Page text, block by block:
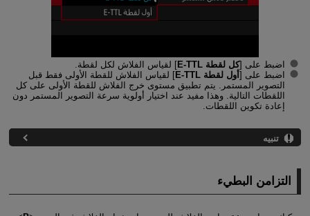
اضبط على [كل لقطة E-TTL
] لقياس الفلاش لكل لقطة.
اضبط على [أول لقطة E-TTL
] لقياس الفلاش للقطة الأولى فقط قبل
التصوير المستمر. يتم تطبيق مستوى خرج الفلاش للقطة الأولى على كل
اللقطات التالية. وهذا مفيد عند اختيار أولوية سرعة التصوير المستمر دون
إعادة تكوين اللقطات.
تنبيه
التزامن البطيء